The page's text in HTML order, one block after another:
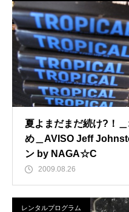
夏よまだまだ続け?！
め＿AVISO Jeff
ン by NAGA☆C
2009.08.26
レンタルプログラム